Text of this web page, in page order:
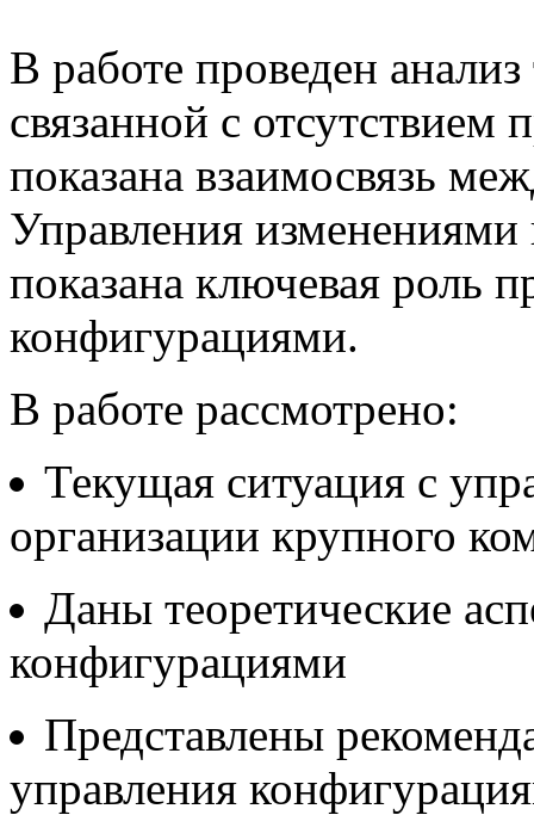
В работе проведен
связанной с отсутствием
показана взаимосвязь
Управления
показана ключевая роль
конфигурациями.
В работе рассмотрено:
Текущая ситуация с
организации крупного
Даны теоретические
конфигурациями
Представлены
управления